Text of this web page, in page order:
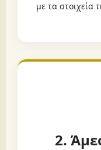
με τα στοιχεία
2.